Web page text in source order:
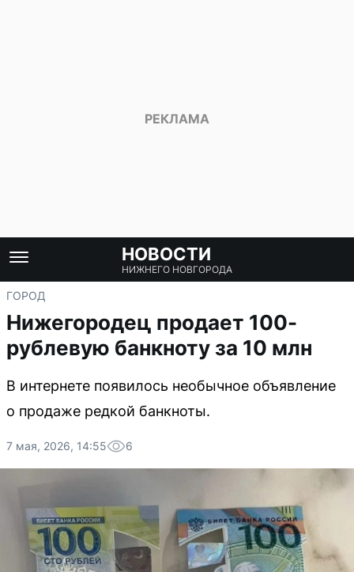
НОВОСТИ
НИЖНЕГО НОВГОРОДА
ГОРОД
Нижегородец продает 100-
рублевую банкноту за 10 млн
В интернете появилось необычное объявление
о продаже редкой банкноты.
7 мая, 2026, 14:55 6